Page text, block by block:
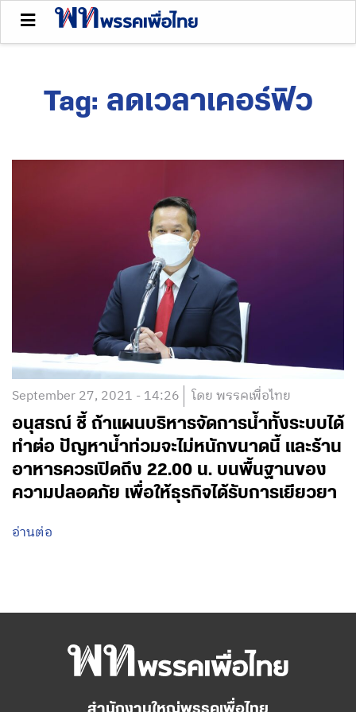
Tag: ลดเวลาเคอร์ฟิว
September 27, 2021 - 14:26 โดย พรรคเพื่อไทย
อนุสรณ์ ชี้ ถ้าแผนบริหารจัดการน้ำทั้งระบบได้
ทำต่อ ปัญหาน้ำท่วมจะไม่หนักขนาดนี้ และร้าน
อาหารควรเปิดถึง 22.00 น. บนพื้นฐานของ
ความปลอดภัย เพื่อให้ธุรกิจได้รับการเยียวยา
อ่านต่อ